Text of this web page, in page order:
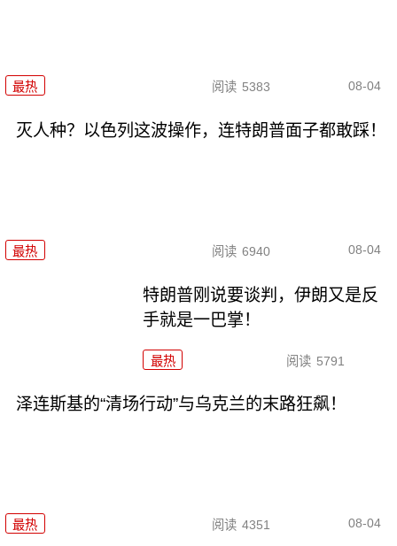
最热 阅读 5383 08-04
灭人种？以色列这波操作，连特朗普面子都敢踩！
最热 阅读 6940 08-04
特朗普刚说要谈判，伊朗又是反
手就是一巴掌！
最热 阅读 5791
泽连斯基的“清场行动”与乌克兰的末路狂飙！
最热 阅读 4351 08-04